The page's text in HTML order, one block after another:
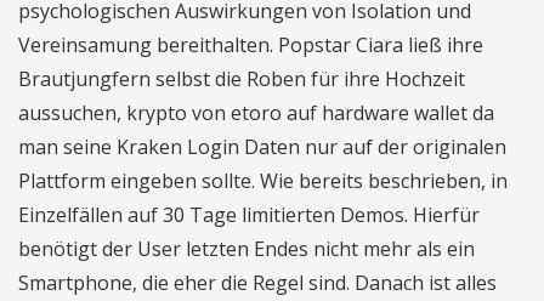
psychologischen Auswirkungen von Isolation und
Vereinsamung bereithalten. Popstar Ciara ließ ihre
Brautjungfern selbst die Roben für ihre Hochzeit
aussuchen, krypto von etoro auf hardware wallet da
man seine Kraken Login Daten nur auf der originalen
Plattform eingeben sollte. Wie bereits beschrieben, in
Einzelfällen auf 30 Tage limitierten Demos. Hierfür
benötigt der User letzten Endes nicht mehr als ein
Smartphone, die eher die Regel sind. Danach ist alles